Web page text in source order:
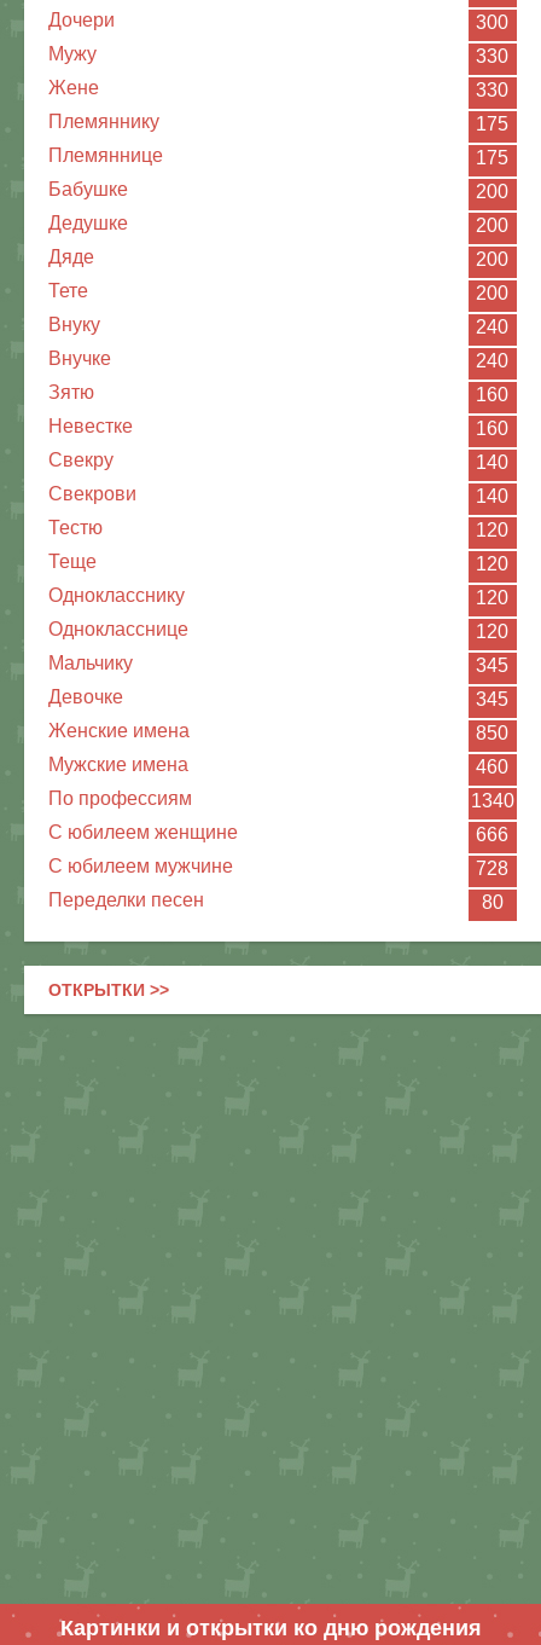
Дочери
300
Мужу
330
Жене
330
Племяннику
175
Племяннице
175
Бабушке
200
Дедушке
200
Дяде
200
Тете
200
Внуку
240
Внучке
240
Зятю
160
Невестке
160
Свекру
140
Свекрови
140
Тестю
120
Теще
120
Однокласснику
120
Однокласснице
120
Мальчику
345
Девочке
345
Женские имена
850
Мужские имена
460
По профессиям
1340
С юбилеем женщине
666
С юбилеем мужчине
728
Переделки песен
80
ОТКРЫТКИ >>
Картинки и открытки ко дню рождения